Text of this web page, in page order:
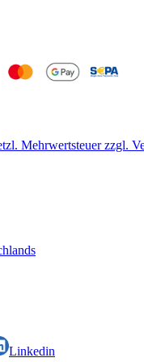
Mehrwertsteuer zzgl.
Linkedin